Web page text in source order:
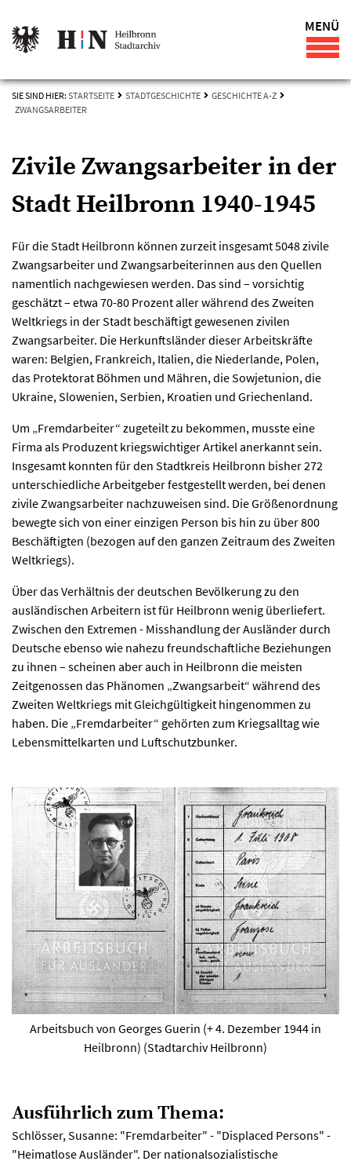
MENÜ
SIE SIND HIER: STARTSEITE STADTGESCHICHTE
GESCHICHTE A-Z
ZWANGSARBEITER
Zivile Zwangsarbeiter in der
Stadt Heilbronn 1940-1945
Für die Stadt Heilbronn können zurzeit insgesamt 5048 zivile
Zwangsarbeiter und Zwangsarbeiterinnen aus den Quellen
namentlich nachgewiesen werden. Das sind – vorsichtig
geschätzt – etwa 70-80 Prozent aller während des Zweiten
Weltkriegs in der Stadt beschäftigt gewesenen zivilen
Zwangsarbeiter. Die Herkunftsländer dieser Arbeitskräfte
waren: Belgien, Frankreich, Italien, die Niederlande, Polen,
das Protektorat Böhmen und Mähren, die Sowjetunion, die
Ukraine, Slowenien, Serbien, Kroatien und Griechenland.
Um „Fremdarbeiter“ zugeteilt zu bekommen, musste eine
Firma als Produzent kriegswichtiger Artikel anerkannt sein.
Insgesamt konnten für den Stadtkreis Heilbronn bisher 272
unterschiedliche Arbeitgeber festgestellt werden, bei denen
zivile Zwangsarbeiter nachzuweisen sind. Die Größenordnung
bewegte sich von einer einzigen Person bis hin zu über 800
Beschäftigten (bezogen auf den ganzen Zeitraum des Zweiten
Weltkriegs).
Über das Verhältnis der deutschen Bevölkerung zu den
ausländischen Arbeitern ist für Heilbronn wenig überliefert.
Zwischen den Extremen - Misshandlung der Ausländer durch
Deutsche ebenso wie nahezu freundschaftliche Beziehungen
zu ihnen – scheinen aber auch in Heilbronn die meisten
Zeitgenossen das Phänomen „Zwangsarbeit“ während des
Zweiten Weltkriegs mit Gleichgültigkeit hingenommen zu
haben. Die „Fremdarbeiter“ gehörten zum Kriegsalltag wie
Lebensmittelkarten und Luftschutzbunker.
Arbeitsbuch von Georges Guerin (+ 4. Dezember 1944 in
Heilbronn) (Stadtarchiv Heilbronn)
Ausführlich zum Thema:
Schlösser, Susanne: "Fremdarbeiter" - "Displaced Persons" -
"Heimatlose Ausländer". Der nationalsozialistische